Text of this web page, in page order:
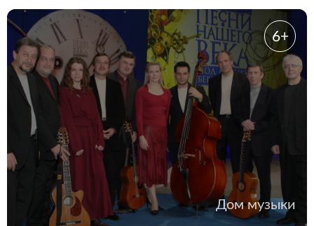
6+
Дом музыки